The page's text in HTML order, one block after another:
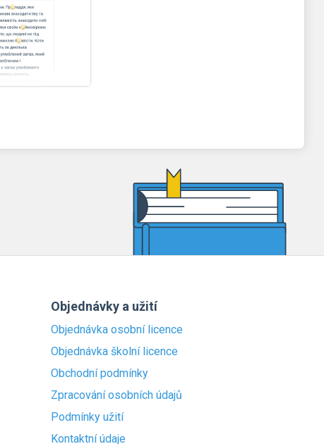
Objednávky a užití
Objednávka osobní licence
Objednávka školní licence
Obchodní podmínky
Zpracování osobních údajů
Podmínky užití
Kontaktní údaje